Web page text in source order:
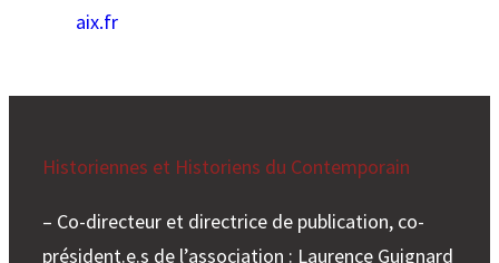
aix.fr
Historiennes et Historiens du Contemporain
– Co-directeur et directrice de publication, co-
président.e.s de l’association : Laurence Guignard